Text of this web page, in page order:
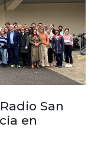
San
en